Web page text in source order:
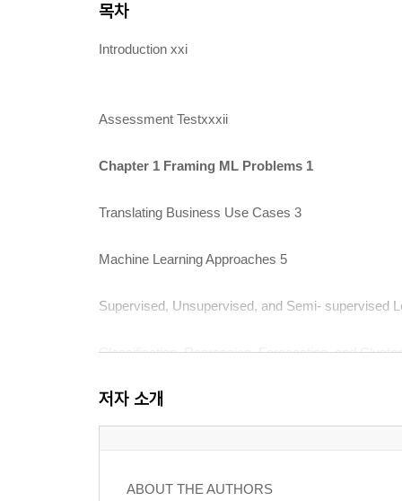
목차
Introduction xxi
Assessment Testxxxii
Chapter 1 Framing ML Problems 1
Translating Business Use Cases 3
Machine Learning Approaches 5
Supervised, Unsupervised, and Semi- supervised
Classification, Regression, Forecasting, and
ML Success Metrics 8
Responsible AI Practices 13
저자 소개
ABOUT THE AUTHORS